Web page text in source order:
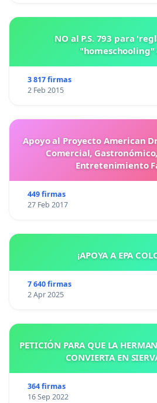
NO al P.S. 793 para
"homeschooling"
3 817 firmas
2 Feb 2015
Apoyo al Proyecto American
Comercial,
Entretenimiento
449 firmas
27 Feb 2017
¡APOYA A EPA
7 640 firmas
2 Apr 2025
PETICIÓN PARA QUE LA
CONVIERTA EN
364 firmas
16 Sep 2022